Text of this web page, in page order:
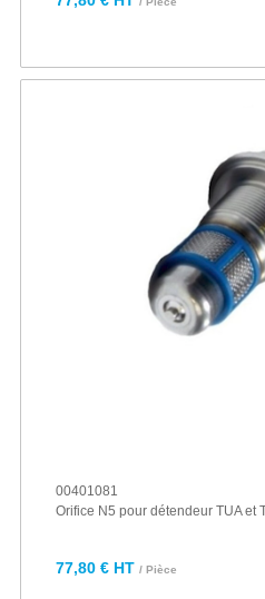
00401081
Orifice N5 pour détendeur TUA et
77,80 € HT / Pièce